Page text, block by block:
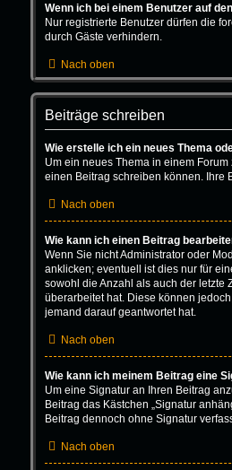
Wenn ich bei einem Benutzer auf
Nur registrierte Benutzer dürfen die
durch Gäste verhindern.
Nach oben
Beiträge schreiben
Wie erstelle ich ein neues Thema
Um ein neues Thema in einem
einen Beitrag schreiben können. Ihre
Nach oben
Wie kann ich einen Beitrag
Wenn Sie nicht Administrator oder
anklicken; eventuell ist dies nur für
sowohl die Anzahl als auch der letzte
überarbeitet hat. Diese können
jemand darauf geantwortet hat.
Nach oben
Wie kann ich meinem Beitrag eine
Um eine Signatur an Ihren Beitrag
Beitrag das Kästchen „Signatur
Beitrag dennoch ohne Signatur
Nach oben